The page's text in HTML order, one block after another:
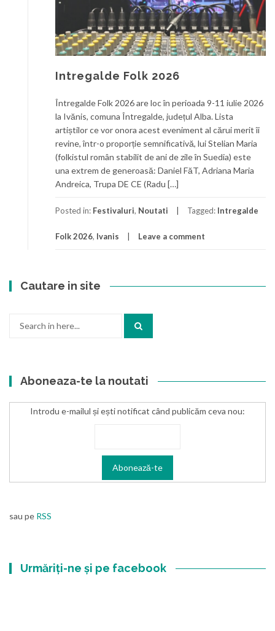
Intregalde Folk 2026
Întregalde Folk 2026 are loc în perioada 9-11 iulie 2026
la Ivănis, comuna Întregalde, județul Alba. Lista
artiștilor ce vor onora acest eveniment al cărui merit îi
revine, într-o proporție semnificativă, lui Stelian Maria
(folkistul român stabilit de ani de zile în Suedia) este
una extrem de generoasă: Daniel FăT, Adriana Maria
Andreica, Trupa DE CE (Radu […]
Posted in: Festivaluri, Noutati Tagged: Intregalde
Folk 2026, Ivanis Leave a comment
Cautare in site
Aboneaza-te la noutati
Introdu e-mailul și ești notificat când publicăm ceva nou:
sau pe RSS
Urmăriți-ne și pe facebook